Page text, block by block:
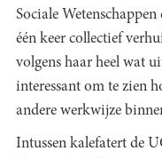
Sociale
één keer collectief
volgens haar heel wat
interessant om te zien
andere werkwijze
Intussen kalefatert de